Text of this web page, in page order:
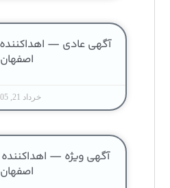
اصفهان
خرداد 21, 1405
اصفهان